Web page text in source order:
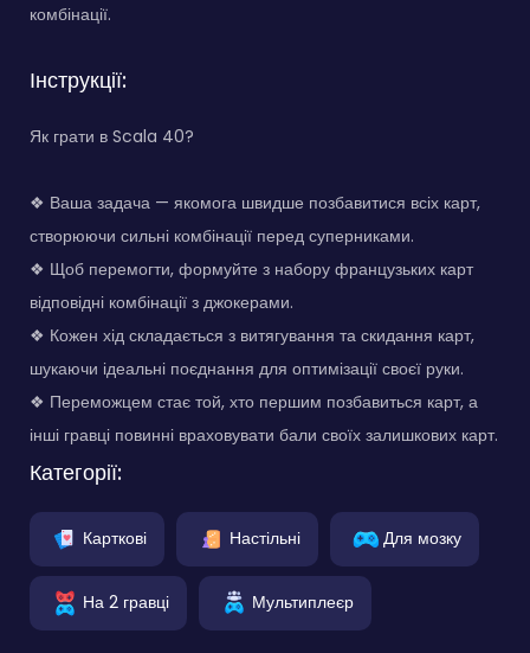
комбінації.
Інструкції:
Як грати в Scala 40?
❖ Ваша задача — якомога швидше позбавитися всіх карт,
створюючи сильні комбінації перед суперниками.
❖ Щоб перемогти, формуйте з набору французьких карт
відповідні комбінації з джокерами.
❖ Кожен хід складається з витягування та скидання карт,
шукаючи ідеальні поєднання для оптимізації своєї руки.
❖ Переможцем стає той, хто першим позбавиться карт, а
інші гравці повинні враховувати бали своїх залишкових карт.
Категорії:
Карткові Настільні Для мозку
На 2 гравці Мультиплеєр